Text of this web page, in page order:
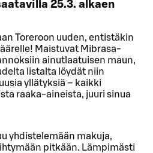
25.3. alkaen
Toreroon uuden, entistäkin
Maistuvat Mibrasa-
ainutlaatuisen maun,
listalta löydät niin
yllätyksiä – kaikki
raaka‑aineista, juuri sinua
yhdistelemään makuja,
pitkään. Lämpimästi